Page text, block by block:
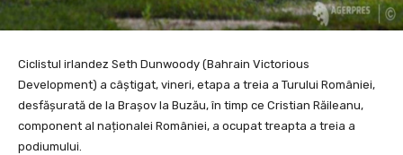
Ciclistul irlandez Seth Dunwoody (Bahrain Victorious
Development) a câștigat, vineri, etapa a treia a Turului României,
desfășurată de la Brașov la Buzău, în timp ce Cristian Răileanu,
component al naționalei României, a ocupat treapta a treia a
podiumului.